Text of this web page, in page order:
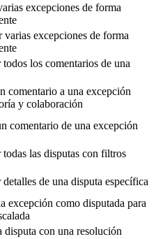
excepciones de forma
varias excepciones de forma
todos los comentarios de una
comentario a una excepción
y colaboración
comentario de una excepción
todas las disputas con filtros
detalles de una disputa específica
excepción como disputada para
disputa con una resolución